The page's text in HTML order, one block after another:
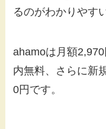
るのがわかりやす
ahamoは月額
内無料、さらに新
0円です。